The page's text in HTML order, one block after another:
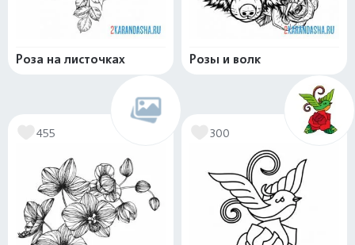
Роза на листочках Розы и волк
455 300